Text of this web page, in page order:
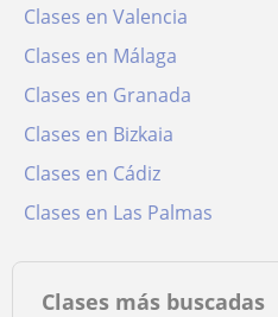
Clases en Valencia
Clases en Málaga
Clases en Granada
Clases en Bizkaia
Clases en Cádiz
Clases en Las Palmas
Clases más buscadas